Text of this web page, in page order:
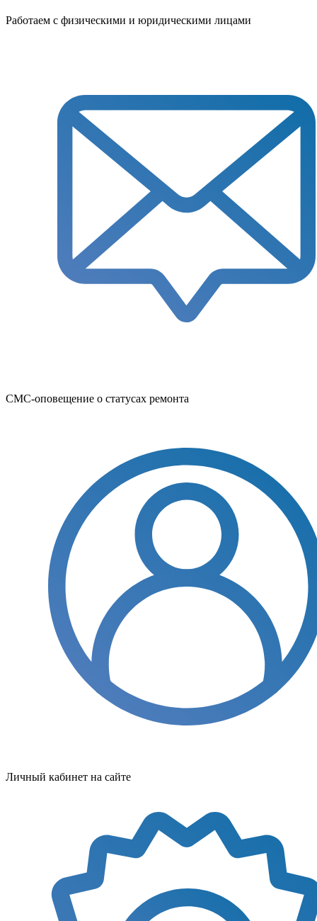
Работаем с физическими и юридическими лицами
СМС-оповещение о статусах ремонта
Личный кабинет на сайте